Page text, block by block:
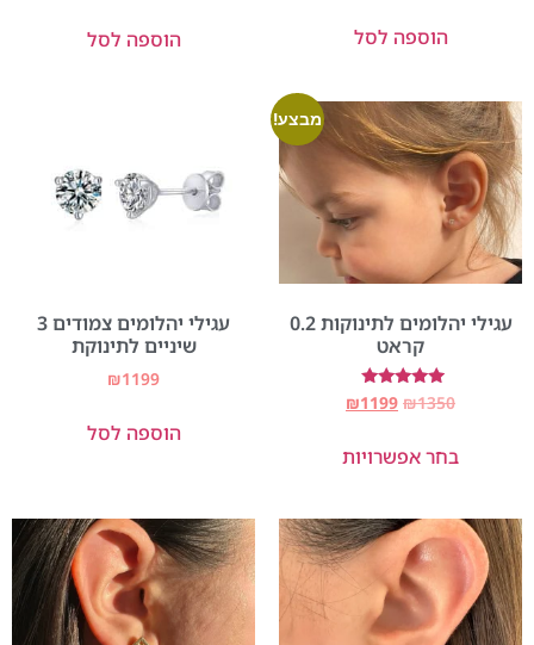
הוספה לסל הוספה לסל
מבצע!
עגילי יהלומים לתינוקות 0.2
קראט
דורג
5.00
₪1350
₪1199
בחר אפשרויות
עגילי יהלומים צמודים 3
שיניים לתינוקת
₪1199
הוספה לסל